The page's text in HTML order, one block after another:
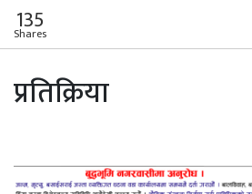
135
Shares
प्रतिक्रिया